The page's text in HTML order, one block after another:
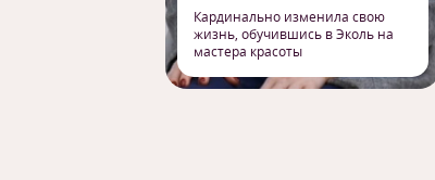
Кардинально изменила свою
жизнь, обучившись в Эколь на
мастера красоты